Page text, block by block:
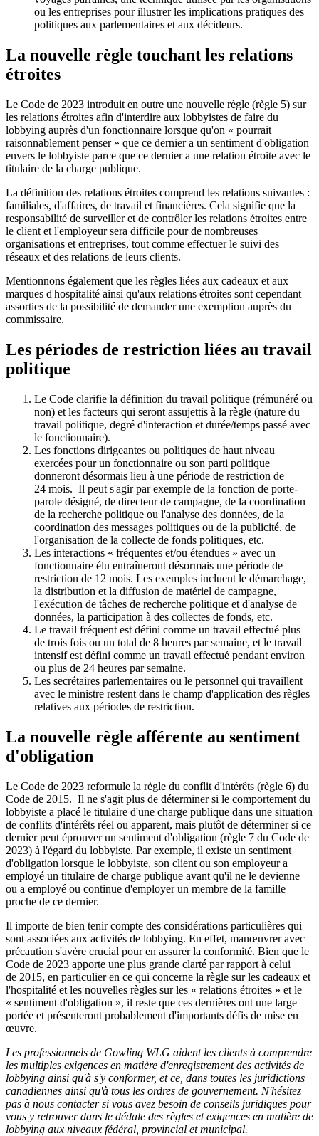
ou les entreprises pour illustrer les implications pratiques des
politiques aux parlementaires et aux décideurs.
La nouvelle règle touchant les relations
étroites
Le Code de 2023 introduit en outre une nouvelle règle (règle 5) sur
les relations étroites afin d'interdire aux lobbyistes de faire du
lobbying auprès d'un fonctionnaire lorsque qu'on « pourrait
raisonnablement penser » que ce dernier a un sentiment d'obligation
envers le lobbyiste parce que ce dernier a une relation étroite avec le
titulaire de la charge publique.
La définition des relations étroites comprend les relations suivantes :
familiales, d'affaires, de travail et financières. Cela signifie que la
responsabilité de surveiller et de contrôler les relations étroites entre
le client et l'employeur sera difficile pour de nombreuses
organisations et entreprises, tout comme effectuer le suivi des
réseaux et des relations de leurs clients.
Mentionnons également que les règles liées aux cadeaux et aux
marques d'hospitalité ainsi qu'aux relations étroites sont cependant
assorties de la possibilité de demander une exemption auprès du
commissaire.
Les périodes de restriction liées au travail
politique
Le Code clarifie la définition du travail politique (rémunéré ou
non) et les facteurs qui seront assujettis à la règle (nature du
travail politique, degré d'interaction et durée/temps passé avec
le fonctionnaire).
Les fonctions dirigeantes ou politiques de haut niveau
exercées pour un fonctionnaire ou son parti politique
donneront désormais lieu à une période de restriction de
24 mois. Il peut s'agir par exemple de la fonction de porte-
parole désigné, de directeur de campagne, de la coordination
de la recherche politique ou l'analyse des données, de la
coordination des messages politiques ou de la publicité, de
l'organisation de la collecte de fonds politiques, etc.
Les interactions « fréquentes et/ou étendues » avec un
fonctionnaire élu entraîneront désormais une période de
restriction de 12 mois. Les exemples incluent le démarchage,
la distribution et la diffusion de matériel de campagne,
l'exécution de tâches de recherche politique et d'analyse de
données, la participation à des collectes de fonds, etc.
Le travail fréquent est défini comme un travail effectué plus
de trois fois ou un total de 8 heures par semaine, et le travail
intensif est défini comme un travail effectué pendant environ
ou plus de 24 heures par semaine.
Les secrétaires parlementaires ou le personnel qui travaillent
avec le ministre restent dans le champ d'application des règles
relatives aux périodes de restriction.
La nouvelle règle afférente au sentiment
d'obligation
Le Code de 2023 reformule la règle du conflit d'intérêts (règle 6) du
Code de 2015. Il ne s'agit plus de déterminer si le comportement du
lobbyiste a placé le titulaire d'une charge publique dans une situation
de conflits d'intérêts réel ou apparent, mais plutôt de déterminer si ce
dernier peut éprouver un sentiment d'obligation (règle 7 du Code de
2023) à l'égard du lobbyiste. Par exemple, il existe un sentiment
d'obligation lorsque le lobbyiste, son client ou son employeur a
employé un titulaire de charge publique avant qu'il ne le devienne
ou a employé ou continue d'employer un membre de la famille
proche de ce dernier.
Il importe de bien tenir compte des considérations particulières qui
sont associées aux activités de lobbying. En effet, manœuvrer avec
précaution s'avère crucial pour en assurer la conformité. Bien que le
Code de 2023 apporte une plus grande clarté par rapport à celui
de 2015, en particulier en ce qui concerne la règle sur les cadeaux et
l'hospitalité et les nouvelles règles sur les « relations étroites » et le
« sentiment d'obligation », il reste que ces dernières ont une large
portée et présenteront probablement d'importants défis de mise en
œuvre.
Les professionnels de Gowling WLG aident les clients à comprendre
les multiples exigences en matière d'enregistrement des activités de
lobbying ainsi qu'à s'y conformer, et ce, dans toutes les juridictions
canadiennes ainsi qu'à tous les ordres de gouvernement. N'hésitez
pas à nous contacter si vous avez besoin de conseils juridiques pour
vous y retrouver dans le dédale des règles et exigences en matière de
lobbying aux niveaux fédéral, provincial et municipal.